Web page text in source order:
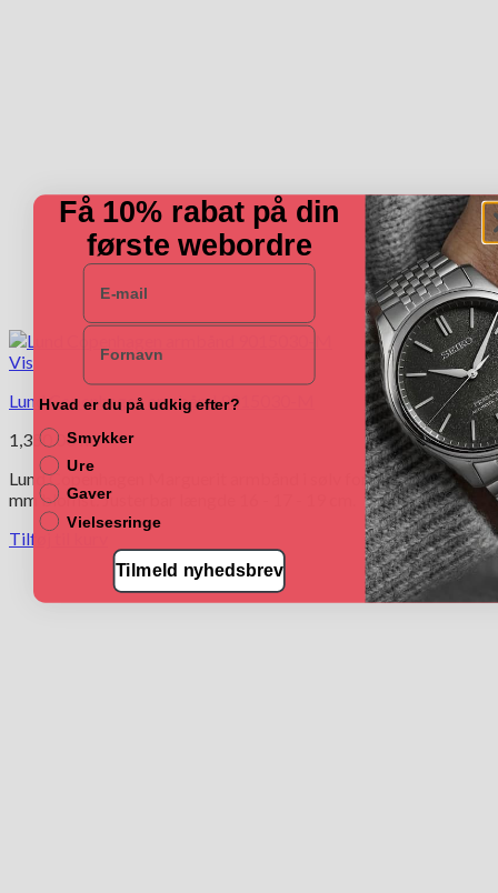
Vis
Lund Copenhagen armbånd 9015030-M
1,350.00kr.
Lund Copenhagen Marguerit armbånd i sølv forgyldt med 11
mm blomst. Justerbar længde 16 - 17 - 19 cm.
Tilføj til kurv
Få 10% rabat på din
første webordre
E-mail
Navn
Hvad er du på udkig efter?
Smykker
Ure
Gaver
Vielsesringe
Tilmeld nyhedsbrev